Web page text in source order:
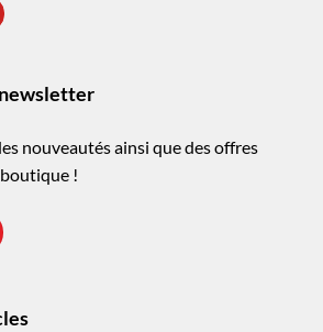
nouveautés ainsi que des offres
!